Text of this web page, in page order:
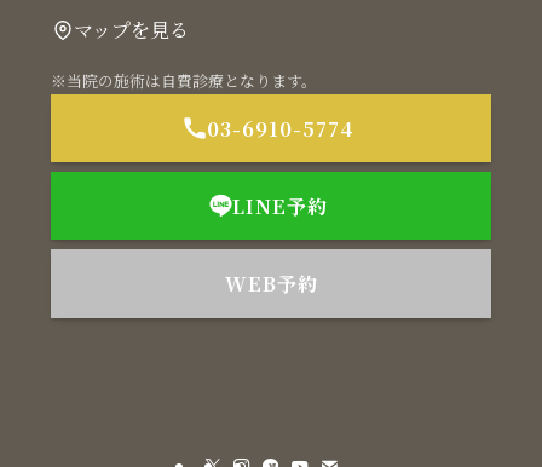
マップを見る
※当院の施術は自費診療となります。
03-6910-5774
LINE予約
WEB予約